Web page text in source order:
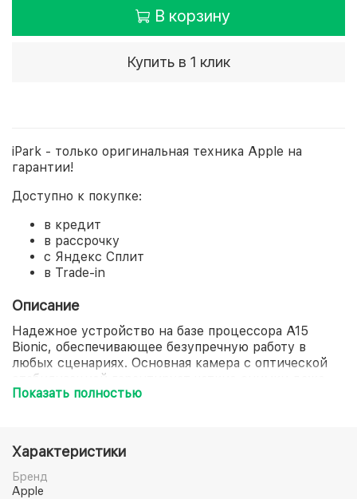
В корзину
Купить в 1 клик
iPark - только оригинальная техника Apple на
гарантии!
Доступно к покупке:
в кредит
в рассрочку
с Яндекс Сплит
в Trade-in
Описание
Надежное устройство на базе процессора A15
Bionic, обеспечивающее безупречную работу в
любых сценариях. Основная камера с оптической
стабилизацией гарантирует четкие снимки даже
при слабом освещении. Фронтальная камера с
повседневного использования.
Показать полностью
Характеристики
Бренд
Apple